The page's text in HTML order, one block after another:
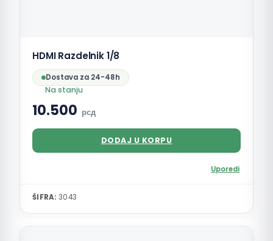
HDMI Razdelnik 1/8
Dostava za 24-48h
Na stanju
10.500 рсд
DODAJ U KORPU
Uporedi
ŠIFRA: 3043